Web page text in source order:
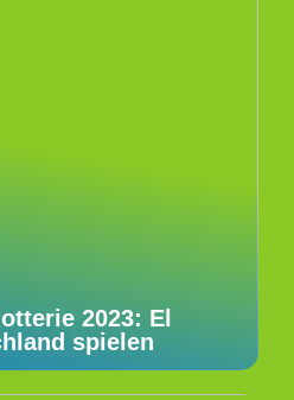
2023: El
spielen